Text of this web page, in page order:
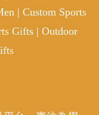
| Custom Sports
Gifts | Outdoor